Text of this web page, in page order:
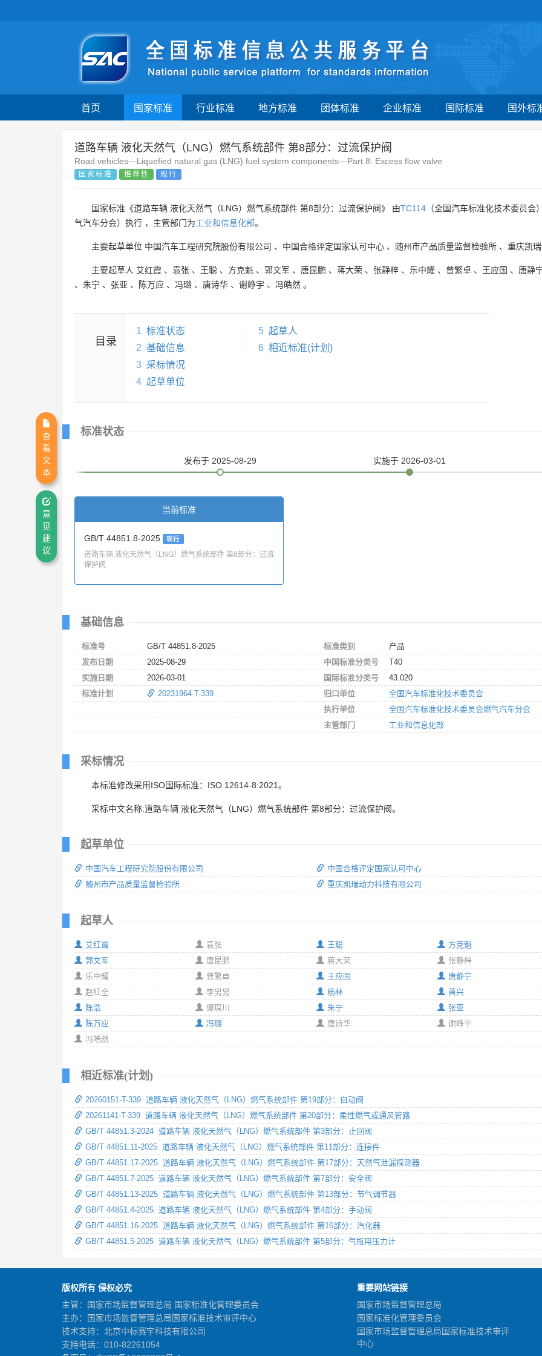
首页 国家标准 行业标准 地方标准 团体标准 企业标准 国际标准 国外标
道路车辆 液化天然气（LNG）燃气系统部件 第8部分：过流保护阀
Road vehicles—Liquefied natural gas (LNG) fuel system components—Part 8: Excess flow valve
国家标准 推荐性 现行
国家标准《道路车辆 液化天然气（LNG）燃气系统部件 第8部分：过流保护阀》 由TC114 （全国汽车标准化技术委员会
气汽车分会）执行 ，主管部门为工业和信息化部。
主要起草单位 中国汽车工程研究院股份有限公司 、 中国合格评定国家认可中心 、 随州市产品质量监督检验所 、 重庆凯
主要起草人 艾红霞 、 袁张 、 王聪 、 方克魁 、 郭文军 、 唐昆鹏 、 蒋大荣 、 张静梓 、 乐中耀 、 曾繁卓 、 王应国 、 唐静
、 朱宁 、 张亚 、 陈万应 、 冯璐 、 唐诗华 、 谢峥宇 、 冯皓然 。
目录
1 标准状态
2 基础信息
3 采标情况
4 起草单位
5 起草人
6 相近标准(计划)
标准状态
发布于 2025-08-29 实施于 2026-03-01
当前标准
GB/T 44851.8-2025 现行
道路车辆 液化天然气（LNG）燃气系统部件 第8部分：过流
保护阀
基础信息
标准号
GB/T 44851.8-2025
发布日期
2025-08-29
实施日期
2026-03-01
标准计划
20231964-T-339
标准类别
产品
中国标准分类号
T40
国际标准分类号
43.020
归口单位
全国汽车标准化技术委员会
执行单位
全国汽车标准化技术委员会燃气汽车分会
主管部门
工业和信息化部
采标情况
本标准修改采用ISO国际标准：ISO 12614-8:2021。
采标中文名称:道路车辆 液化天然气（LNG）燃气系统部件 第8部分：过流保护阀。
起草单位
中国汽车工程研究院股份有限公司
随州市产品质量监督检验所
中国合格评定国家认可中心
重庆凯瑞动力科技有限公司
起草人
艾红霞
袁张
郭文军
唐昆鹏
乐中耀
曾繁卓
赵红全
李男男
陈浩
谭琛川
陈万应
冯璐
冯皓然
王聪
方克魁
蒋大荣
张静梓
王应国
唐静宁
杨林
黄兴
朱宁
张亚
唐诗华
谢峥宇
相近标准(计划)
20260151-T-339 道路车辆 液化天然气（LNG）燃气系统部件 第19部分：自动阀
20261141-T-339 道路车辆 液化天然气（LNG）燃气系统部件 第20部分：柔性燃气或通风管路
GB/T 44851.3-2024 道路车辆 液化天然气（LNG）燃气系统部件 第3部分：止回阀
GB/T 44851.11-2025 道路车辆 液化天然气（LNG）燃气系统部件 第11部分：连接件
GB/T 44851.17-2025 道路车辆 液化天然气（LNG）燃气系统部件 第17部分：天然气泄漏探测器
GB/T 44851.7-2025 道路车辆 液化天然气（LNG）燃气系统部件 第7部分：安全阀
GB/T 44851.13-2025 道路车辆 液化天然气（LNG）燃气系统部件 第13部分：节气调节器
GB/T 44851.4-2025 道路车辆 液化天然气（LNG）燃气系统部件 第4部分：手动阀
GB/T 44851.16-2025 道路车辆 液化天然气（LNG）燃气系统部件 第16部分：汽化器
GB/T 44851.5-2025 道路车辆 液化天然气（LNG）燃气系统部件 第5部分：气瓶用压力计
版权所有 侵权必究
主管：国家市场监督管理总局 国家标准化管理委员会
主办：国家市场监督管理总局国家标准技术审评中心
技术支持：北京中标赛宇科技有限公司
支持电话：010-82261054
重要网站链接
国家市场监督管理总局
国家标准化管理委员会
国家市场监督管理总局国家标准技术审评
中心
查
看
文
本
意
见
建
议